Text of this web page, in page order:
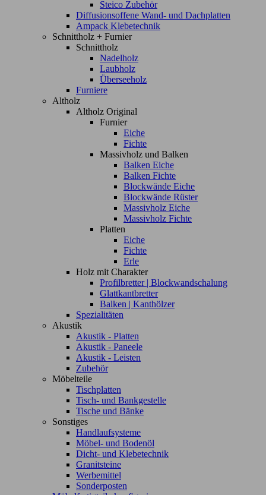
Steico Zubehör
Diffusionsoffene Wand- und Dachplatten
Ampack Klebetechnik
Schnittholz + Furnier
Schnittholz
Nadelholz
Laubholz
Überseeholz
Furniere
Altholz
Altholz Original
Furnier
Eiche
Fichte
Massivholz und Balken
Balken Eiche
Balken Fichte
Blockwände Eiche
Blockwände Rüster
Massivholz Eiche
Massivholz Fichte
Platten
Eiche
Fichte
Erle
Holz mit Charakter
Profilbretter | Blockwandschalung
Glattkantbretter
Balken | Kanthölzer
Spezialitäten
Akustik
Akustik - Platten
Akustik - Paneele
Akustik - Leisten
Zubehör
Möbelteile
Tischplatten
Tisch- und Bankgestelle
Tische und Bänke
Sonstiges
Handlaufsysteme
Möbel- und Bodenöl
Dicht- und Klebetechnik
Granitsteine
Werbemittel
Sonderposten